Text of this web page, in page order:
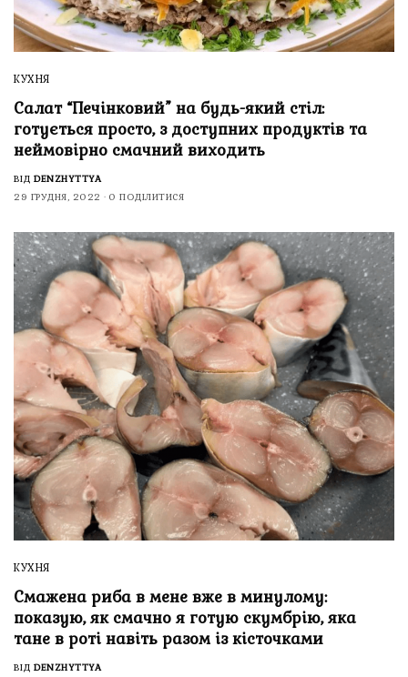
КУХНЯ
Салат “Печінковий” на будь-який стіл:
готується просто, з доступних продуктів та
неймовірно смачний виходить
ВІД DENZHYTTYA
29 ГРУДНЯ, 2022
0 ПОДІЛИТИСЯ
КУХНЯ
Смажена риба в мене вже в минулому:
показую, як смачно я готую скумбрію, яка
тане в роті навіть разом із кісточками
ВІД DENZHYTTYA